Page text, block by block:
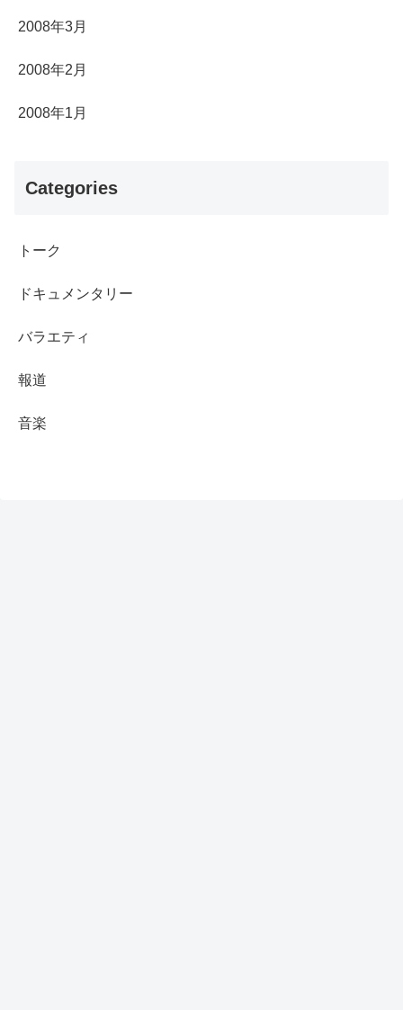
2008年3月
2008年2月
2008年1月
Categories
トーク
ドキュメンタリー
バラエティ
報道
音楽